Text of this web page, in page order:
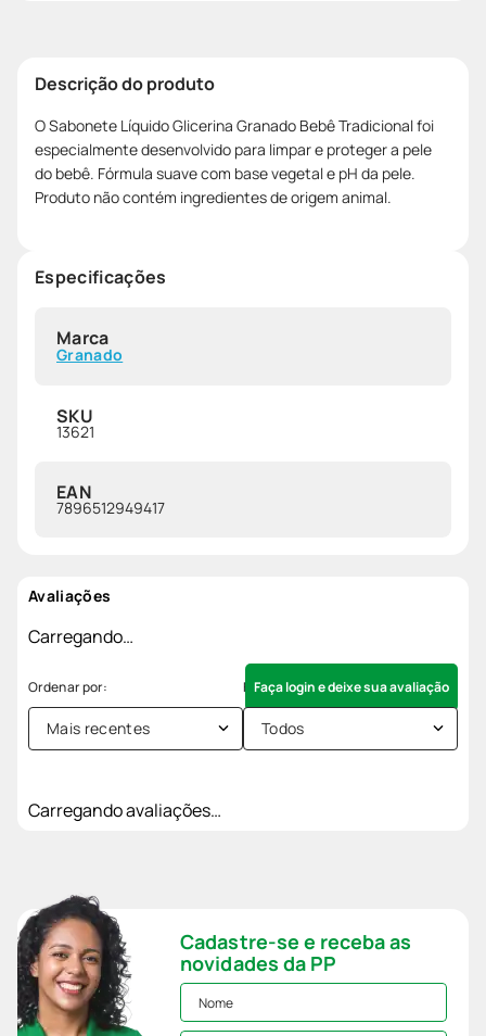
Descrição do produto
O Sabonete Líquido Glicerina Granado Bebê Tradicional foi
especialmente desenvolvido para limpar e proteger a pele
do bebê. Fórmula suave com base vegetal e pH da pele.
Produto não contém ingredientes de origem animal.
Especificações
Marca
Granado
SKU
13621
EAN
7896512949417
Avaliações
Carregando…
Faça login e deixe sua avaliação
Mais recentes Todos
Carregando avaliações…
Cadastre-se e receba as
novidades da PP